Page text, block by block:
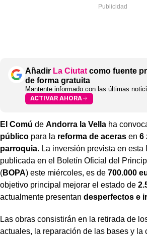
Añadir La Ciutat como fuente
de forma gratuita
Mantente informado con las últimas
ACTIVAR AHORA
El Comú de Andorra la Vella ha
público para la reforma de aceras en 6
parroquia. La inversión prevista en esta
publicada en el Boletín Oficial del
(BOPA) este miércoles, es de 700.000
objetivo principal mejorar el estado de
actualmente presentan desperfectos e
Las obras consistirán en la retirada de
actuales, la reparación de las bases y la